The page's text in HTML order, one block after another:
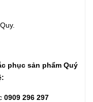
phục sản phẩm Quý
0909 296 297